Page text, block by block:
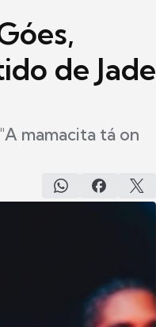
de Jade
mamacita tá on